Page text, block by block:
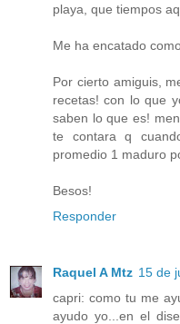
playa, que tiempos
Me ha encatado
Por cierto amiguis,
recetas! con lo que
saben lo que es!
te contara q
promedio 1 maduro
Besos!
Responder
Raquel A Mtz 15 de
capri: como tu me
ayudo yo...en el